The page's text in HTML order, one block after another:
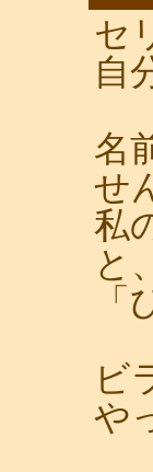
セ
自
名
せ
私
と
ビ
や